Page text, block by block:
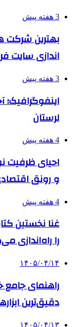
3 هفته پیش
بهترین شرکت
اندازی
3 هفته پیش
لرستان
4 هفته پیش
احیای ظرفیت
و رونق
4 هفته پیش
غنا نخستین
را راه‌اندازی
۱۴۰۵/۰۴/۱۴
راهنمای جامع
دقیق‌ترین
۱۴۰۵/۰۴/۱۳